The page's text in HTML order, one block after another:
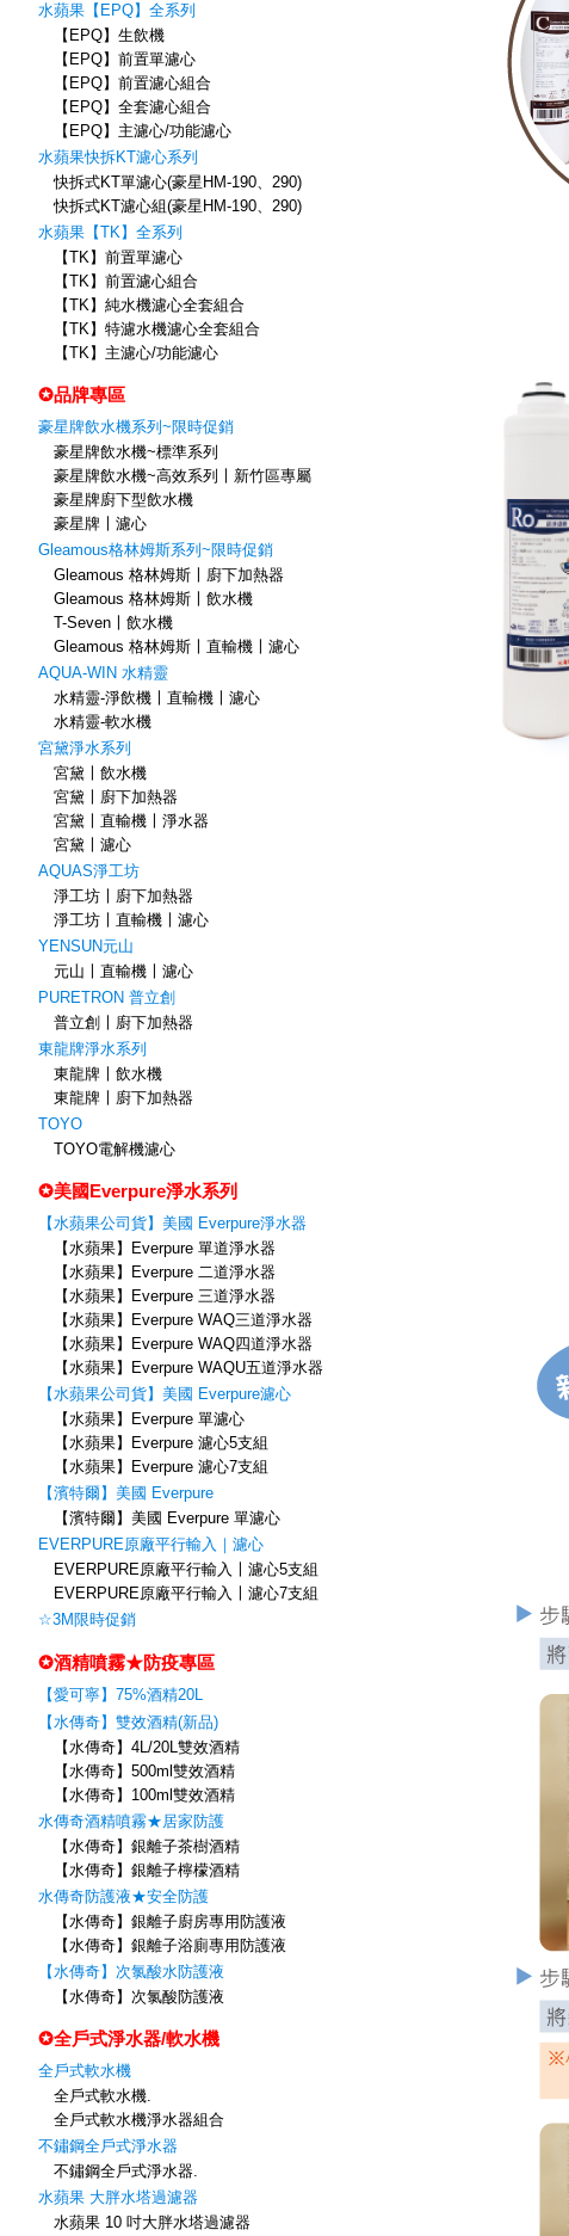
水蘋果【EPQ】全系列
【EPQ】生飲機
【EPQ】前置單濾心
【EPQ】前置濾心組合
【EPQ】全套濾心組合
【EPQ】主濾心/功能濾心
水蘋果快拆KT濾心系列
快拆式KT單濾心(豪星HM-190、290)
快拆式KT濾心組(豪星HM-190、290)
水蘋果【TK】全系列
【TK】前置單濾心
【TK】前置濾心組合
【TK】純水機濾心全套組合
【TK】特濾水機濾心全套組合
【TK】主濾心/功能濾心
✪品牌專區
豪星牌飲水機系列~限時促銷
豪星牌飲水機~標準系列
豪星牌飲水機~高效系列〡新竹區專屬
豪星牌廚下型飲水機
豪星牌〡濾心
Gleamous格林姆斯系列~限時促銷
Gleamous 格林姆斯〡廚下加熱器
Gleamous 格林姆斯〡飲水機
T-Seven〡飲水機
Gleamous 格林姆斯〡直輸機〡濾心
AQUA-WIN 水精靈
水精靈-淨飲機〡直輸機〡濾心
水精靈-軟水機
宮黛淨水系列
宮黛〡飲水機
宮黛〡廚下加熱器
宮黛〡直輸機〡淨水器
宮黛〡濾心
AQUAS淨工坊
淨工坊〡廚下加熱器
淨工坊〡直輸機〡濾心
YENSUN元山
元山〡直輸機〡濾心
PURETRON 普立創
普立創〡廚下加熱器
東龍牌淨水系列
東龍牌〡飲水機
東龍牌〡廚下加熱器
TOYO
TOYO電解機濾心
✪美國Everpure淨水系列
【水蘋果公司貨】美國 Everpure淨水器
【水蘋果】Everpure 單道淨水器
【水蘋果】Everpure 二道淨水器
【水蘋果】Everpure 三道淨水器
【水蘋果】Everpure WAQ三道淨水器
【水蘋果】Everpure WAQ四道淨水器
【水蘋果】Everpure WAQU五道淨水器
【水蘋果公司貨】美國 Everpure濾心
【水蘋果】Everpure 單濾心
【水蘋果】Everpure 濾心5支組
【水蘋果】Everpure 濾心7支組
【濱特爾】美國 Everpure
【濱特爾】美國 Everpure 單濾心
EVERPURE原廠平行輸入｜濾心
EVERPURE原廠平行輸入〡濾心5支組
EVERPURE原廠平行輸入〡濾心7支組
☆3M限時促銷
✪酒精噴霧★防疫專區
【愛可寧】75%酒精20L
【水傳奇】雙效酒精(新品)
【水傳奇】4L/20L雙效酒精
【水傳奇】500ml雙效酒精
【水傳奇】100ml雙效酒精
水傳奇酒精噴霧★居家防護
【水傳奇】銀離子茶樹酒精
【水傳奇】銀離子檸檬酒精
水傳奇防護液★安全防護
【水傳奇】銀離子廚房專用防護液
【水傳奇】銀離子浴廁專用防護液
【水傳奇】次氯酸水防護液
【水傳奇】次氯酸防護液
✪全戶式淨水器/軟水機
全戶式軟水機
全戶式軟水機.
全戶式軟水機淨水器組合
不鏽鋼全戶式淨水器
不鏽鋼全戶式淨水器.
水蘋果 大胖水塔過濾器
水蘋果 10 吋大胖水塔過濾器